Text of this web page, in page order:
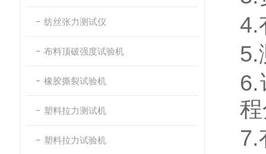
纺丝张力测试仪
布料顶破强度试验机
橡胶撕裂试验机
塑料拉力测试机
塑料拉力试验机
4.
5.
6.
7.